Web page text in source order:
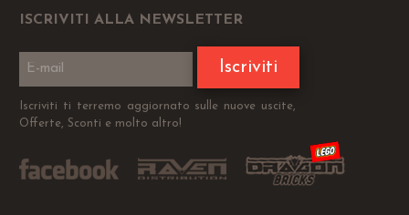
ISCRIVITI ALLA NEWSLETTER
Iscriviti
Iscriviti ti terremo aggiornato sulle nuove uscite,
Offerte, Sconti e molto altro!